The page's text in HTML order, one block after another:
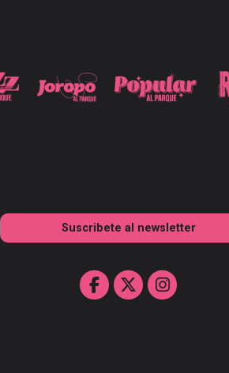
Suscribete al newsletter